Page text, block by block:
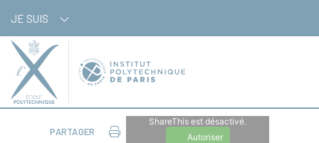
JE SUIS
PARTAGER
ShareThis est désactivé.
Autoriser